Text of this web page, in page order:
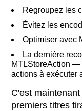
Regroupez les
Évitez les
Optimiser avec
La dernière
MTLStoreAction —
actions à exécuter
C'est
premiers titres